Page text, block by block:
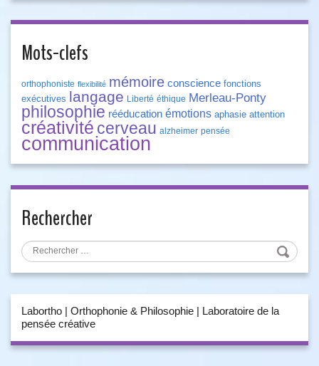
Mots-clefs
orthophoniste flexibilité mémoire conscience fonctions
exécutives langage Liberté éthique Merleau-Ponty
philosophie rééducation émotions aphasie attention
créativité cerveau alzheimer pensée
communication
Rechercher
Labortho | Orthophonie & Philosophie | Laboratoire de la
pensée créative